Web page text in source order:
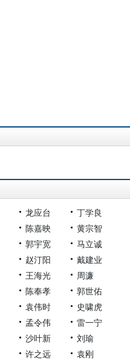
龙应台
丁学良
陈嘉映
黄宗智
郭宇宽
马立诚
赵汀阳
戴建业
王海光
周濂
陈奉孝
郭世佑
袁伟时
史啸虎
孟令伟
雷一宁
沙叶新
刘瑜
许之远 袁刚